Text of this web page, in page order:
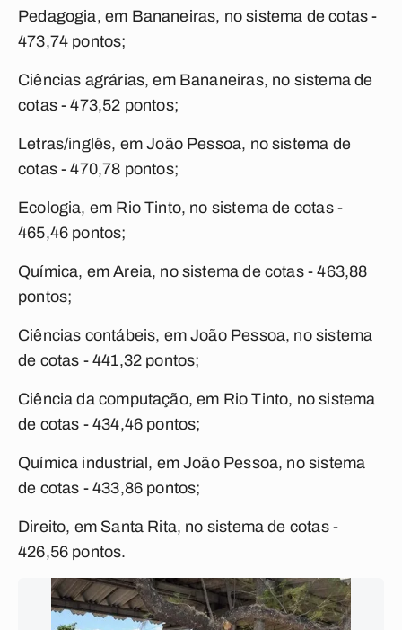
Pedagogia, em Bananeiras, no sistema de cotas -
473,74 pontos;
Ciências agrárias, em Bananeiras, no sistema de
cotas - 473,52 pontos;
Letras/inglês, em João Pessoa, no sistema de
cotas - 470,78 pontos;
Ecologia, em Rio Tinto, no sistema de cotas -
465,46 pontos;
Química, em Areia, no sistema de cotas - 463,88
pontos;
Ciências contábeis, em João Pessoa, no sistema
de cotas - 441,32 pontos;
Ciência da computação, em Rio Tinto, no sistema
de cotas - 434,46 pontos;
Química industrial, em João Pessoa, no sistema
de cotas - 433,86 pontos;
Direito, em Santa Rita, no sistema de cotas -
426,56 pontos.